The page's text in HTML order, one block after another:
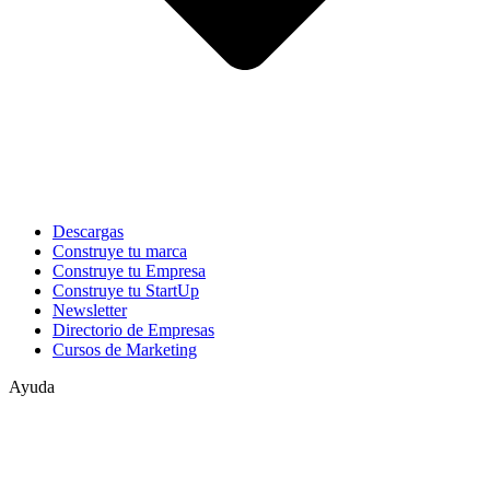
Descargas
Construye tu marca
Construye tu Empresa
Construye tu StartUp
Newsletter
Directorio de Empresas
Cursos de Marketing
Ayuda